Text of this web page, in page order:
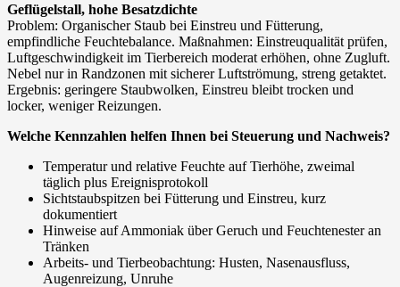
Geflügelstall, hohe Besatzdichte
Problem: Organischer Staub bei Einstreu und Fütterung,
empfindliche Feuchtebalance. Maßnahmen: Einstreuqualität prüfen,
Luftgeschwindigkeit im Tierbereich moderat erhöhen, ohne Zugluft.
Nebel nur in Randzonen mit sicherer Luftströmung, streng getaktet.
Ergebnis: geringere Staubwolken, Einstreu bleibt trocken und
locker, weniger Reizungen.
Welche Kennzahlen helfen Ihnen bei Steuerung und Nachweis?
Temperatur und relative Feuchte auf Tierhöhe, zweimal
täglich plus Ereignisprotokoll
Sichtstaubspitzen bei Fütterung und Einstreu, kurz
dokumentiert
Hinweise auf Ammoniak über Geruch und Feuchtenester an
Tränken
Arbeits- und Tierbeobachtung: Husten, Nasenausfluss,
Augenreizung, Unruhe